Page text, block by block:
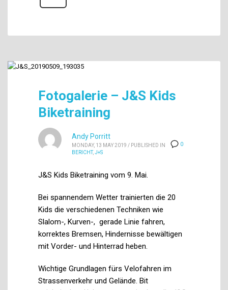
Fotogalerie – J&S Kids
Biketraining
0
Andy Porritt
MONDAY, 13 MAY 2019 / PUBLISHED IN
BERICHT,J+S
J&S Kids Biketraining vom 9. Mai.
Bei spannendem Wetter trainierten die 20
Kids die verschiedenen Techniken wie
Slalom-, Kurven-, gerade Linie fahren,
korrektes Bremsen, Hindernisse bewältigen
mit Vorder- und Hinterrad heben.
Wichtige Grundlagen fürs Velofahren im
Strassenverkehr und Gelände. Bit